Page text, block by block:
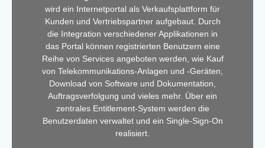
wird ein Internetportal als Verkaufsplattform für
Kunden und Vertriebspartner aufgebaut. Durch
die Integration verschiedener Applikationen in
das Portal können registrierten Benutzern eine
Reihe von Services angeboten werden, wie Kauf
von Telekommunikations-Anlagen und -Geräten,
Download von Software und Dokumentation,
Auftragsverfolgung und vieles mehr. Über ein
zentrales Entitlement-System werden die
Benutzerdaten verwaltet und ein Single-Sign-On
realisiert.